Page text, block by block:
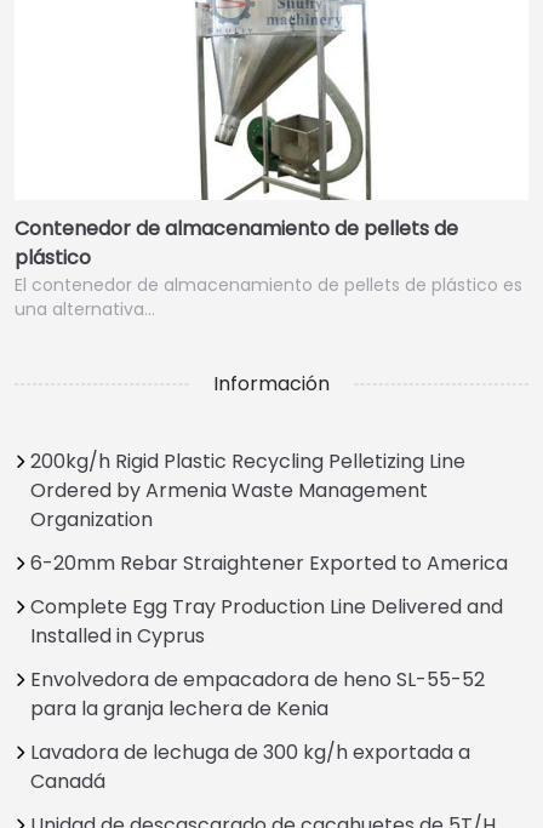
Contenedor de almacenamiento de pellets de
plástico
El contenedor de almacenamiento de pellets de plástico es
una alternativa…
Información
200kg/h Rigid Plastic Recycling Pelletizing Line
Ordered by Armenia Waste Management
Organization
6-20mm Rebar Straightener Exported to America
Complete Egg Tray Production Line Delivered and
Installed in Cyprus
Envolvedora de empacadora de heno SL-55-52
para la granja lechera de Kenia
Lavadora de lechuga de 300 kg/h exportada a
Canadá